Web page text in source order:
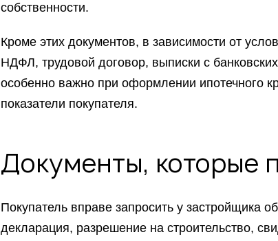
собственности.
Кроме этих документов, в зависимости от
НДФЛ, трудовой договор, выписки с
особенно важно при оформлении ипотечного
показатели покупателя.
Документы, которые
Покупатель вправе запросить у застройщика
декларация, разрешение на строительство,